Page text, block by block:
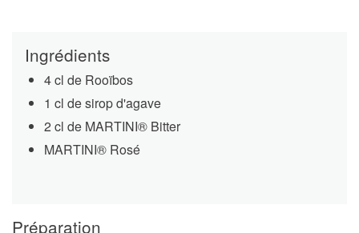
Ingrédients
4 cl de Rooïbos
1 cl de sirop d'agave
2 cl de MARTINI® Bitter
MARTINI® Rosé
Préparation